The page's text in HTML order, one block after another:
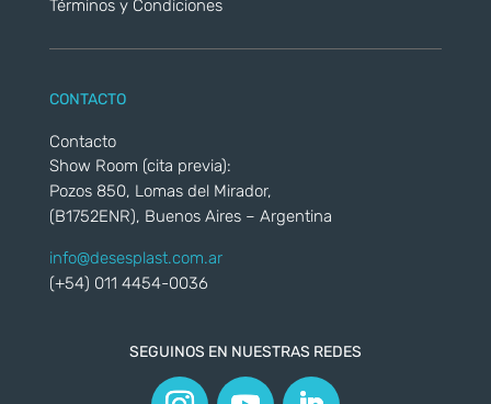
Términos y Condiciones
CONTACTO
Contacto
Show Room (cita previa):
Pozos 850, Lomas del Mirador,
(B1752ENR), Buenos Aires – Argentina
info@desesplast.com.ar
(+54) 011 4454-0036
SEGUINOS EN NUESTRAS REDES